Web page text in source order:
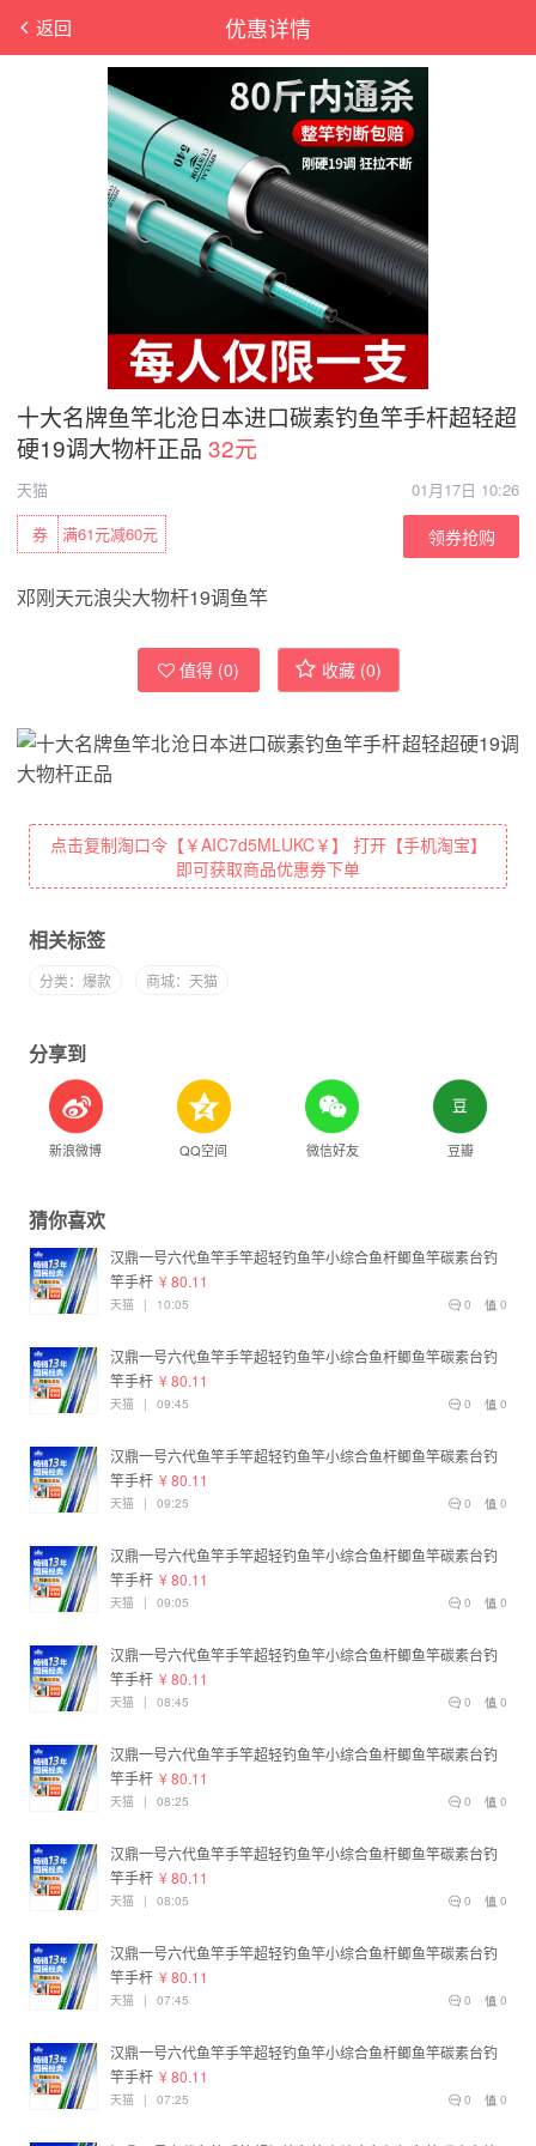
优惠详情
返回
十大名牌鱼竿北沧日本进口碳素钓鱼竿手杆超轻超
硬19调大物杆正品 32元
天猫
01月17日 10:26
满61元减60元
券 领券抢购
邓刚天元浪尖大物杆19调鱼竿
值得 (0) 收藏 (0)
点击复制淘口令【￥AIC7d5MLUKC￥】 打开【手机淘宝】
即可获取商品优惠券下单
相关标签
分类：爆款 商城：天猫
分享到
新浪微博 QQ空间 微信好友 豆瓣
猜你喜欢
汉鼎一号六代鱼竿手竿超轻钓鱼竿小综合鱼杆鲫鱼竿碳素台钓
竿手杆 ¥ 80.11
0
0
天猫 | 10:05
汉鼎一号六代鱼竿手竿超轻钓鱼竿小综合鱼杆鲫鱼竿碳素台钓
竿手杆 ¥ 80.11
0
0
天猫 | 09:45
汉鼎一号六代鱼竿手竿超轻钓鱼竿小综合鱼杆鲫鱼竿碳素台钓
竿手杆 ¥ 80.11
0
0
天猫 | 09:25
汉鼎一号六代鱼竿手竿超轻钓鱼竿小综合鱼杆鲫鱼竿碳素台钓
竿手杆 ¥ 80.11
0
0
天猫 | 09:05
汉鼎一号六代鱼竿手竿超轻钓鱼竿小综合鱼杆鲫鱼竿碳素台钓
竿手杆 ¥ 80.11
0
0
天猫 | 08:45
汉鼎一号六代鱼竿手竿超轻钓鱼竿小综合鱼杆鲫鱼竿碳素台钓
竿手杆 ¥ 80.11
0
0
天猫 | 08:25
汉鼎一号六代鱼竿手竿超轻钓鱼竿小综合鱼杆鲫鱼竿碳素台钓
竿手杆 ¥ 80.11
0
0
天猫 | 08:05
汉鼎一号六代鱼竿手竿超轻钓鱼竿小综合鱼杆鲫鱼竿碳素台钓
竿手杆 ¥ 80.11
0
0
天猫 | 07:45
汉鼎一号六代鱼竿手竿超轻钓鱼竿小综合鱼杆鲫鱼竿碳素台钓
竿手杆 ¥ 80.11
0
0
天猫 | 07:25